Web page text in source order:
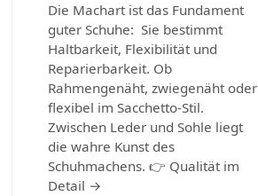
Die Machart ist das Fundament
guter Schuhe: Sie bestimmt
Haltbarkeit, Flexibilität und
Reparierbarkeit. Ob
Rahmengenäht, zwiegenäht oder
flexibel im Sacchetto-Stil.
Zwischen Leder und Sohle liegt
die wahre Kunst des
Schuhmachens. 👉 Qualität im
Detail →